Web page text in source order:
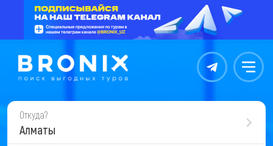
Контакты Меню
Откуда?
Алматы